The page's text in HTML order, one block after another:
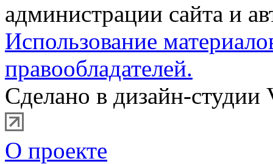
администрации сайта и
Использование
правообладателей.
Сделано в дизайн-студии
О проекте